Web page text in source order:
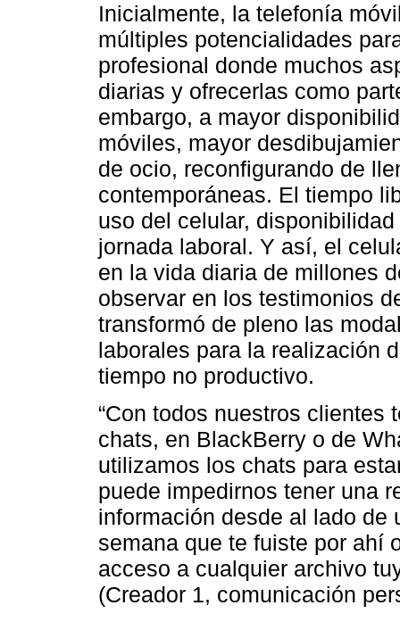
Inicialmente, la telefonía
múltiples potencialidades
profesional donde muchos
diarias y ofrecerlas como
embargo, a mayor
móviles, mayor
de ocio, reconfigurando de
contemporáneas. El tiempo
uso del celular,
jornada laboral. Y así, el
en la vida diaria de millones
observar en los testimonios
transformó de pleno las
laborales para la realización
tiempo no productivo.
“Con todos nuestros clientes
chats, en BlackBerry o de
utilizamos los chats para
puede impedirnos tener una
información desde al lado de
semana que te fuiste por ahí
acceso a cualquier archivo
(Creador 1, comunicación